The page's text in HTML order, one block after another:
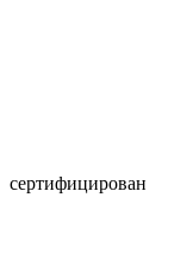
сертифицирован